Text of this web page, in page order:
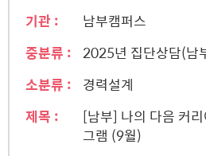
기관 :
남부캠퍼스
중분류 :
2025년 집단상담(남
소분류 :
경력설계
제목 :
[남부] 나의 다음 커
그램 (9월)